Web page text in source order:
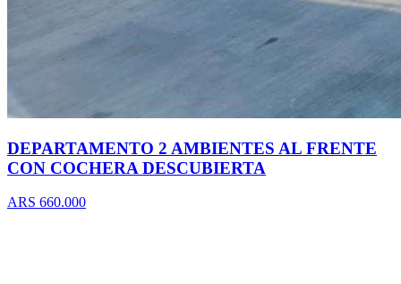
DEPARTAMENTO 2 AMBIENTES AL FRENTE
CON COCHERA DESCUBIERTA
ARS 660.000